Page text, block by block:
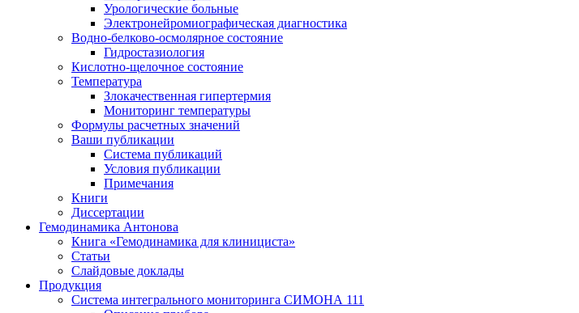
Урологические больные
Электронейромиографическая диагностика
Водно-белково-осмолярное состояние
Гидростазиология
Кислотно-щелочное состояние
Температура
Злокачественная гипертермия
Мониторинг температуры
Формулы расчетных значений
Ваши публикации
Система публикаций
Условия публикации
Примечания
Книги
Диссертации
Гемодинамика Антонова
Книга «Гемодинамика для клинициста»
Статьи
Слайдовые доклады
Продукция
Система интегрального мониторинга СИМОНА 111